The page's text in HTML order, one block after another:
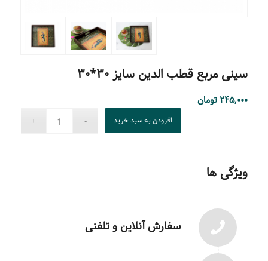
سینی مربع قطب الدین سایز ۳۰*۳۰
۲۴۵,۰۰۰ تومان
افزودن به سبد خرید
ویژگی ها
سفارش آنلاین و تلفنی